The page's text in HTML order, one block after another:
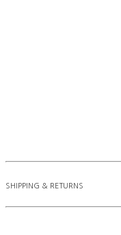
SHIPPING & RETURNS